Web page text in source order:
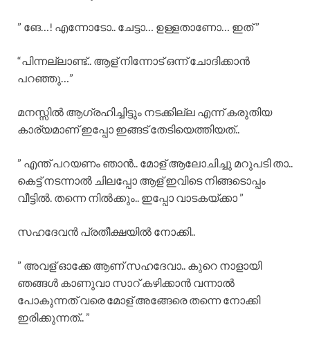
” ങേ…! എന്നോടോ.. ചേട്ടാ… ഉള്ളതാണോ… ഇത് ”
“പിന്നല്ലാണ്ട്.. ആള് നിന്നോട് ഒന്ന് ചോദിക്കാൻ
പറഞ്ഞു…”
മനസ്സിൽ ആഗ്രഹിച്ചിട്ടും നടക്കില്ല എന്ന് കരുതിയ
കാര്യമാണ് ഇപ്പോ ഇങ്ങട് തേടിയെത്തിയത്..
” എന്ത് പറയണം ഞാൻ.. മോള് ആലോചിച്ചു മറുപടി താ..
കെട്ട് നടന്നാൽ ചിലപ്പോ ആള് ഇവിടെ നിങ്ങടൊപ്പം
വീട്ടിൽ. തന്നെ നിൽക്കും.. ഇപ്പോ വാടകയ്ക്കാ ”
സഹദേവൻ പ്രതീക്ഷയിൽ നോക്കി..
” അവള് ഓക്കേ ആണ് സഹദേവാ.. കുറെ നാളായി
ഞങ്ങൾ കാണുവാ സാറ് കഴിക്കാൻ വന്നാൽ
പോകുന്നത് വരെ മോള് അങ്ങേരെ തന്നെ നോക്കി
ഇരിക്കുന്നത്.. ”